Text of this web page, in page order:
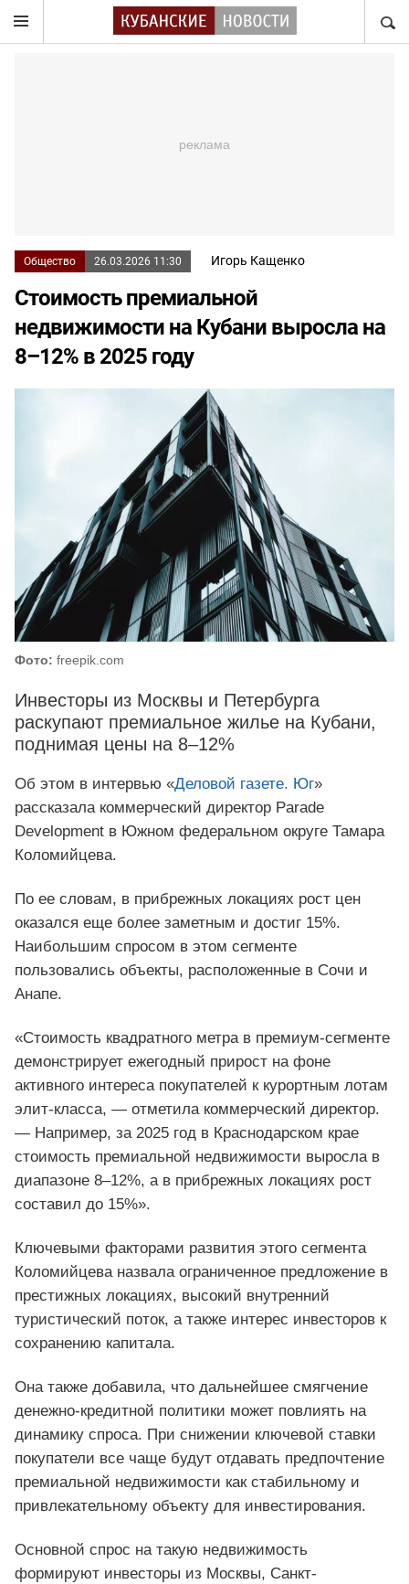
Общество 26.03.2026 11:30 Игорь Кащенко
Стоимость премиальной
недвижимости на Кубани выросла на
8–12% в 2025 году
Фото: freepik.com
Инвесторы из Москвы и Петербурга
раскупают премиальное жилье на Кубани,
поднимая цены на 8–12%
Об этом в интервью «Деловой газете. Юг»
рассказала коммерческий директор Parade
Development в Южном федеральном округе Тамара
Коломийцева.
По ее словам, в прибрежных локациях рост цен
оказался еще более заметным и достиг 15%.
Наибольшим спросом в этом сегменте
пользовались объекты, расположенные в Сочи и
Анапе.
«Стоимость квадратного метра в премиум-сегменте
демонстрирует ежегодный прирост на фоне
активного интереса покупателей к курортным лотам
элит-класса, — отметила коммерческий директор.
— Например, за 2025 год в Краснодарском крае
стоимость премиальной недвижимости выросла в
диапазоне 8–12%, а в прибрежных локациях рост
составил до 15%».
Ключевыми факторами развития этого сегмента
Коломийцева назвала ограниченное предложение в
престижных локациях, высокий внутренний
туристический поток, а также интерес инвесторов к
сохранению капитала.
Она также добавила, что дальнейшее смягчение
денежно-кредитной политики может повлиять на
динамику спроса. При снижении ключевой ставки
покупатели все чаще будут отдавать предпочтение
премиальной недвижимости как стабильному и
привлекательному объекту для инвестирования.
Основной спрос на такую недвижимость
формируют инвесторы из Москвы, Санкт-